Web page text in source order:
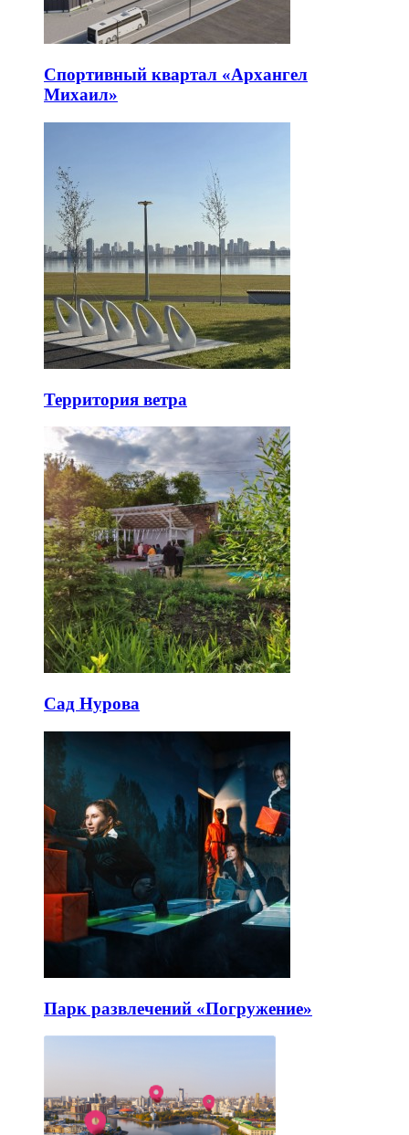
Спортивный квартал «Архангел
Михаил»
Территория ветра
Сад Нурова
Парк развлечений «Погружение»